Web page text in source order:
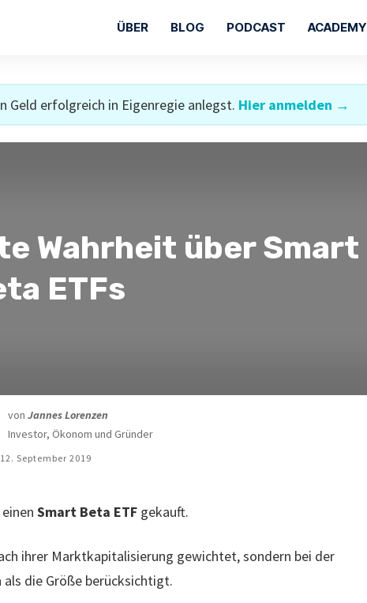
ÜBER BLOG PODCAST ACADEMY
Geld erfolgreich in Eigenregie anlegst. Hier anmelden →
Wahrheit über Smart
ETFs
von Jannes Lorenzen
Investor, Ökonom und Gründer
12. September 2019
Smart Beta ETF gekauft.
ihrer Marktkapitalisierung gewichtet, sondern bei der
die Größe berücksichtigt.